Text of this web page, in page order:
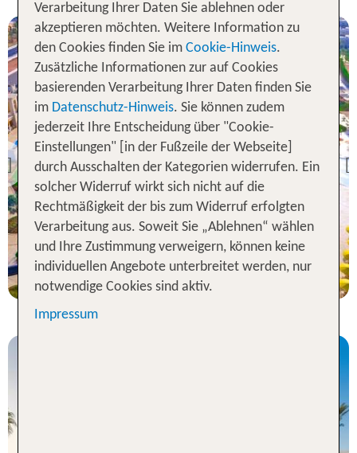
Previous
Sinai
Pickalbatros Aqua Park
Resort - Sharm El Sheikh
99 % Weiterempfehlung
7 Nächte, AI, DZ
649 €
p.P. ab 521 €
Verarbeitung Ihrer Daten Sie ablehnen oder
akzeptieren möchten. Weitere Information zu
den Cookies finden Sie im Cookie-Hinweis.
Zusätzliche Informationen zur auf Cookies
basierenden Verarbeitung Ihrer Daten finden Sie
im Datenschutz-Hinweis. Sie können zudem
jederzeit Ihre Entscheidung über "Cookie-
Einstellungen" [in der Fußzeile der Webseite]
durch Ausschalten der Kategorien widerrufen. Ein
solcher Widerruf wirkt sich nicht auf die
Rechtmäßigkeit der bis zum Widerruf erfolgten
Verarbeitung aus. Soweit Sie „Ablehnen“ wählen
und Ihre Zustimmung verweigern, können keine
individuellen Angebote unterbreitet werden, nur
notwendige Cookies sind aktiv.
Impressum